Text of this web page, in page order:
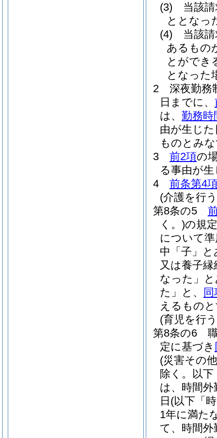
(3)
当該
ととなっ
(4)
当該
あるもの
とができ
となった
2
深夜勤務
日までに、
は、 勤務時
由が生じ
ものとみ
3
前2項の
る事由が
4
前条第4
(介護を行
第8条の5
く。)の規
について
中「子」
又は養子
なった」
た」と、
えるもの
(育児を行
第8条の6
定に基づき
(災害その
除く。以
は、時間
日 (以下「
1年に満た
て、時間